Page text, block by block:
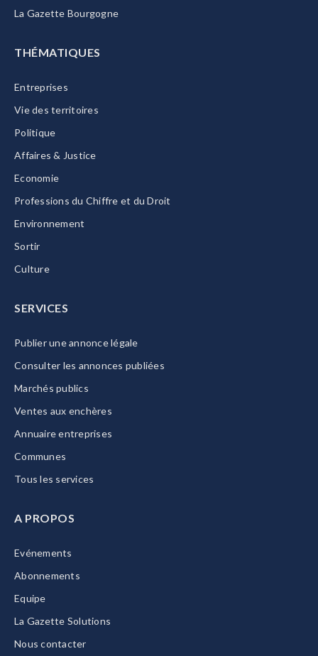
La Gazette Bourgogne
THÉMATIQUES
Entreprises
Vie des territoires
Politique
Affaires & Justice
Economie
Professions du Chiffre et du Droit
Environnement
Sortir
Culture
SERVICES
Publier une annonce légale
Consulter les annonces publiées
Marchés publics
Ventes aux enchères
Annuaire entreprises
Communes
Tous les services
A PROPOS
Evénements
Abonnements
Equipe
La Gazette Solutions
Nous contacter